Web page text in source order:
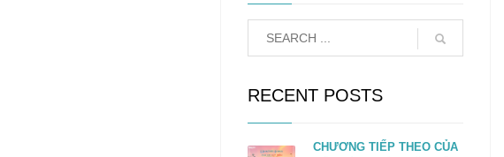
RECENT POSTS
CHƯƠNG TIẾP THEO CỦA